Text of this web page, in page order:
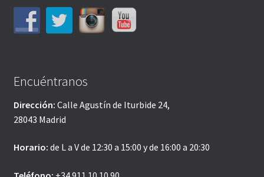
Encuéntranos
Dirección: Calle Agustín de Iturbide 24,
28043 Madrid
Horario: de L a V de 12:30 a 15:00 y de 16:00 a 20:30